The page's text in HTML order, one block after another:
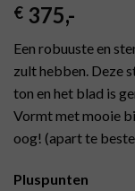
€ 375,-
Een robuuste en
zult hebben. Deze
ton en het blad is
Vormt met mooie
oog! (apart te
Pluspunten